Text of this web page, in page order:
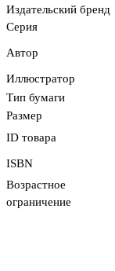
Издательский бренд
Серия
Автор
Иллюстратор
Тип бумаги
Размер
ID товара
ISBN
Возрастное
ограничение